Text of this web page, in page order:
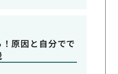
原因と自分でで